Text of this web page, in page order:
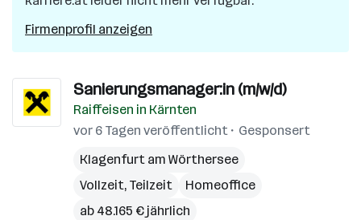
Firmenprofil anzeigen
Sanierungsmanager:in (m/w/d)
Raiffeisen in Kärnten
vor 6 Tagen veröffentlicht
Gesponsert
Klagenfurt am Wörthersee
Vollzeit, Teilzeit
Homeoffice
ab 48.165 € jährlich